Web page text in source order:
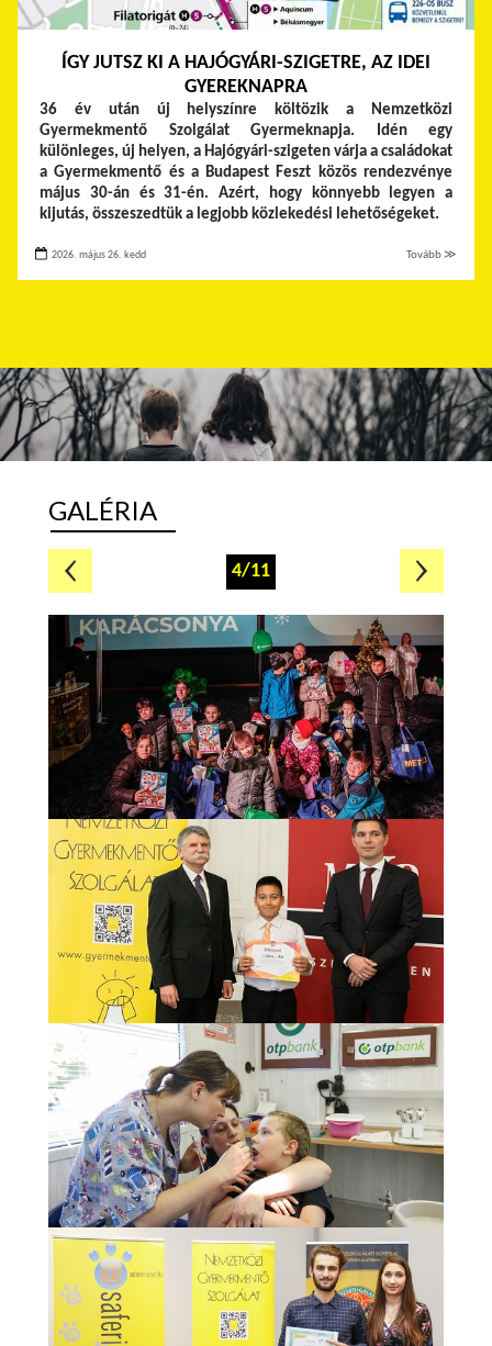
ÍGY JUTSZ KI A HAJÓGYÁRI-SZIGETRE, AZ IDEI
GYEREKNAPRA
36 év után új helyszínre költözik a Nemzetközi
Gyermekmentő Szolgálat Gyermeknapja. Idén egy
különleges, új helyen, a Hajógyári-szigeten várja a családokat
a Gyermekmentő és a Budapest Feszt közös rendezvénye
május 30-án és 31-én. Azért, hogy könnyebb legyen a
kijutás, összeszedtük a legjobb közlekedési lehetőségeket.
2026. május 26. kedd Tovább ≫
GALÉRIA
4/11